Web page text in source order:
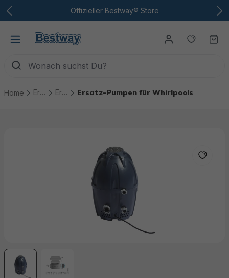
Zum Hauptinhalt Offizieller Bestway® Store
Du
Home Ersatzteile Ersatzteile Whirlpools Ersatz-Pumpen für Whirlpools